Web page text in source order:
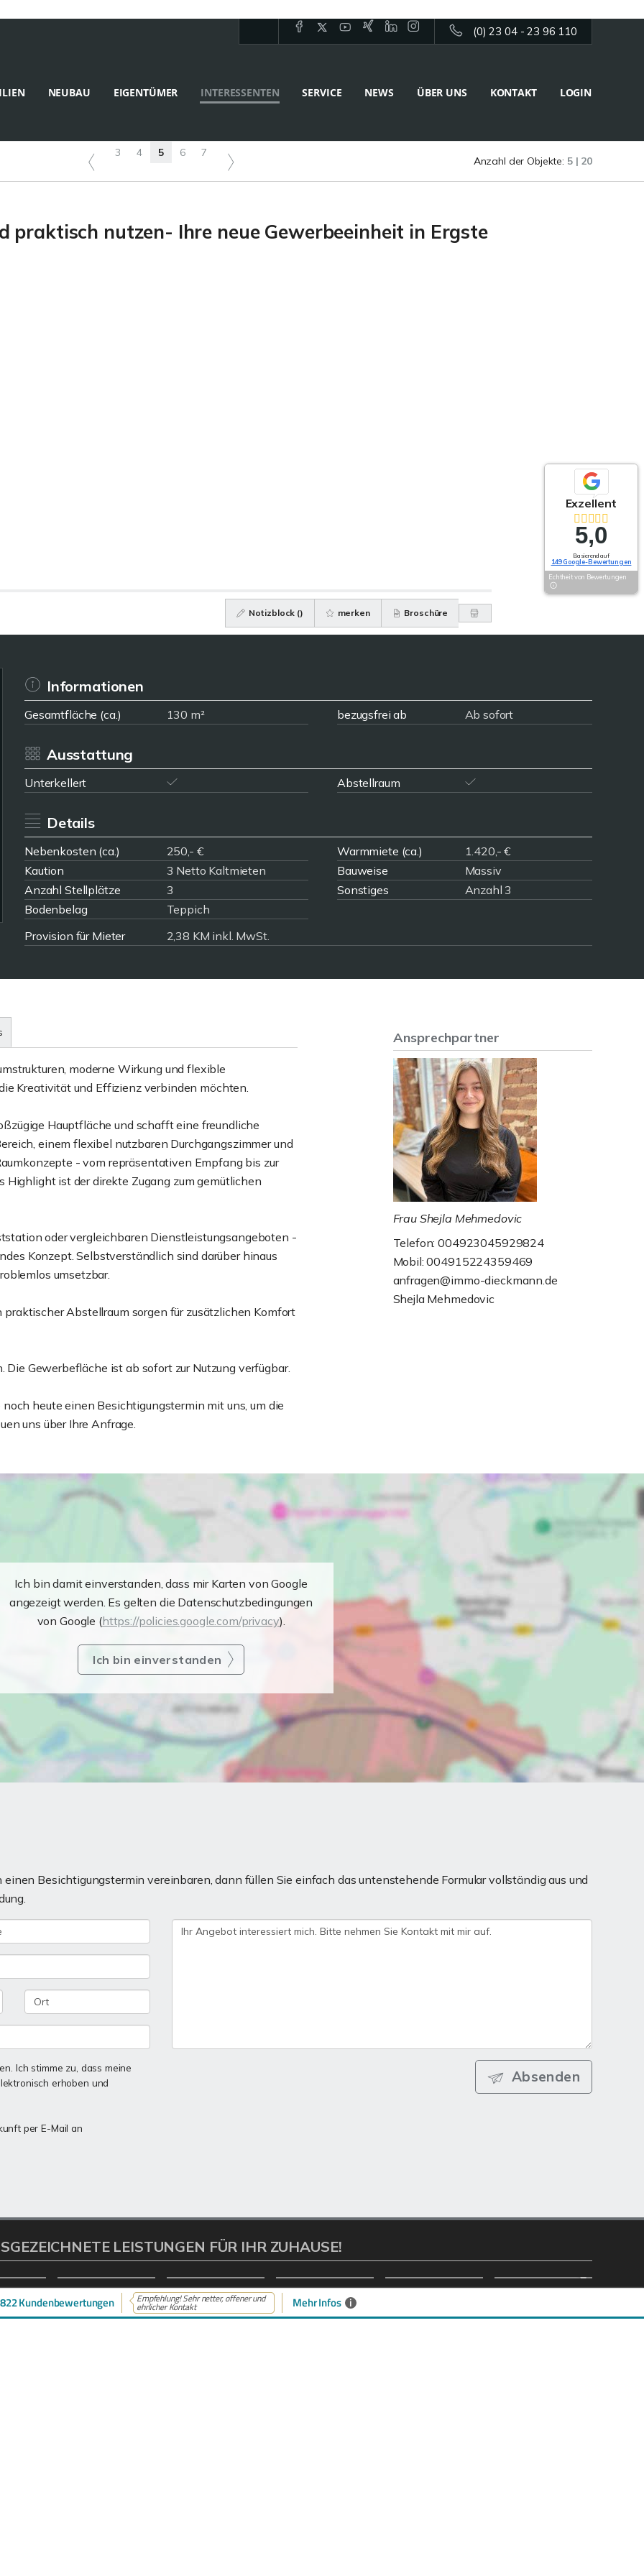
822 Kundenbewertungen Empfehlung! Sehr netter, offener und
ehrlicher Kontakt Mehr Infos i
(0) 23 04 - 23 96 110
NEUBAU EIGENTÜMER INTERESSENTEN SERVICE NEWS ÜBER UNS KONTAKT LOGIN
3 4 5 6 7
Anzahl der Objekte: 5 | 20
praktisch nutzen- Ihre neue Gewerbeeinheit in Ergste
Notizblock () merken Broschüre
Informationen
Gesamtfläche (ca.) 130 m² bezugsfrei ab Ab sofort
Ausstattung
Unterkellert Abstellraum
Details
Nebenkosten (ca.) 250,- € Warmmiete (ca.)
1.420,- €
Kaution
3 Netto Kaltmieten Bauweise
Massiv
Anzahl Stellplätze
3 Sonstiges
Anzahl 3
Bodenbelag
Teppich
Provision für Mieter
2,38 KM inkl. MwSt.
moderne Wirkung und flexible
Kreativität und Effizienz verbinden möchten.
Hauptfläche und schafft eine freundliche
einem flexibel nutzbaren Durchgangszimmer und
- vom repräsentativen Empfang bis zur
Highlight ist der direkte Zugang zum gemütlichen
oder vergleichbaren Dienstleistungsangeboten -
Konzept. Selbstverständlich sind darüber hinaus
umsetzbar.
Abstellraum sorgen für zusätzlichen Komfort
Gewerbefläche ist ab sofort zur Nutzung verfügbar.
heute einen Besichtigungstermin mit uns, um die
uns über Ihre Anfrage.
Ansprechpartner
Frau Shejla Mehmedovic
Telefon: 004923045929824
Mobil: 004915224359469
anfragen@immo-dieckmann.de
Shejla Mehmedovic
Ich bin damit einverstanden, dass mir Karten von Google
angezeigt werden. Es gelten die Datenschutzbedingungen
von Google (https://policies.google.com/privacy).
Ich bin einverstanden
Besichtigungstermin vereinbaren, dann füllen Sie einfach das untenstehende Formular vollständig aus und
Ich stimme zu, dass meine
erhoben und
per E-Mail an
Absenden
Exzellent
5,0
Basierend auf
149 Google-Bewertungen
Echtheit von Bewertungen
LEISTUNGEN FÜR IHR ZUHAUSE!
INHALT IMMOBILIENANGEBOTE